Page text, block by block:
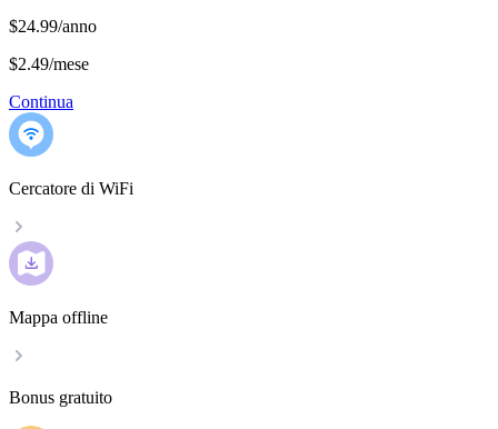
$24.99/anno
$2.49/mese
Continua
Cercatore di WiFi
Mappa offline
Bonus gratuito